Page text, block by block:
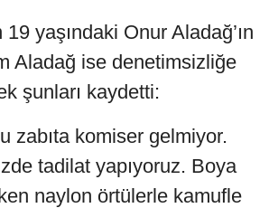
yaşındaki Onur Aladağ’ın
Aladağ ise denetimsizliğe
şunları kaydetti:
zabıta komiser gelmiyor.
tadilat yapıyoruz. Boya
naylon örtülerle kamufle